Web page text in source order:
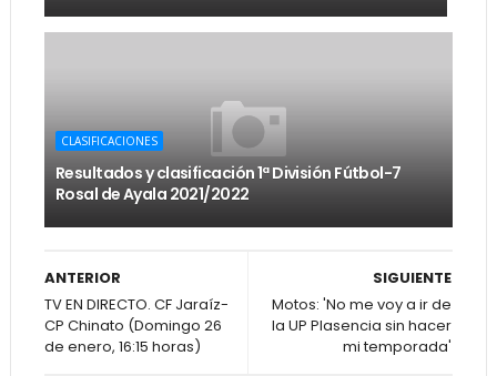
CLASIFICACIONES
Resultados y clasificación 1ª División Fútbol-7
Rosal de Ayala 2021/2022
SIGUIENTE
Motos: 'No me voy a ir de
la UP Plasencia sin hacer
mi temporada'
ANTERIOR
TV EN DIRECTO. CF Jaraíz-
CP Chinato (Domingo 26
de enero, 16:15 horas)